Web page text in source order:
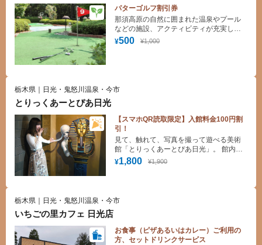
パターゴルフ割引券
¥500 ¥1,000
那須高原の自然に囲まれた温泉やプール
などの施設、アクティビティが充実した
高原ゾートホテル
栃木県｜日光・鬼怒川温泉・今市
とりっくあーとぴあ日光
【スマホQR読取限定】入館料金100円割
引！
¥1,800 ¥1,900
見て、触れて、写真を撮って遊べる美術
館「とりっくあーとぴあ日光」。 館内に
は目の錯覚を利用した様々な仕掛けがい
っぱいです。
栃木県｜日光・鬼怒川温泉・今市
いちごの里カフェ 日光店
お食事（ピザあるいはカレー）ご利用の
方、セットドリンクサービス